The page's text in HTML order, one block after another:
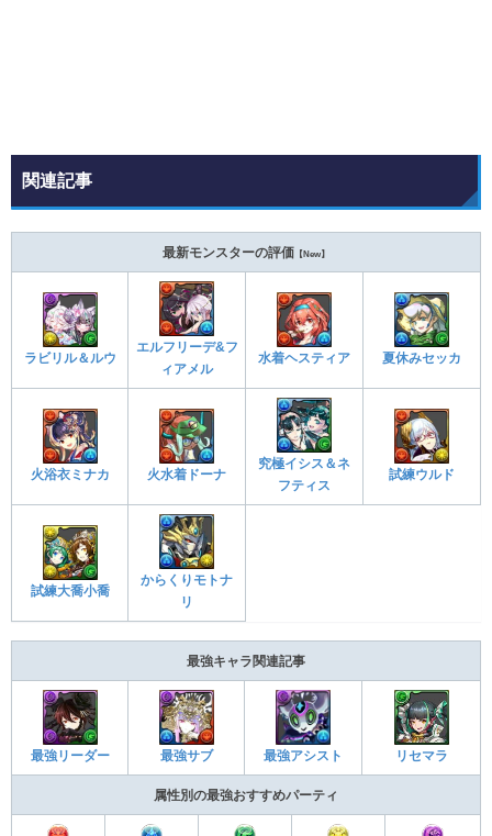
関連記事
最新モンスターの評価 【New】
ラビリル＆ルウ
エルフリーデ&フ
ィアメル
水着ヘスティア 夏休みセッカ
火浴衣ミナカ 火水着ドーナ
究極イシス＆ネ
フティス
試練ウルド
試練大喬小喬
からくりモトナ
リ
最強キャラ関連記事
最強リーダー 最強サブ 最強アシスト リセマラ
属性別の最強おすすめパーティ